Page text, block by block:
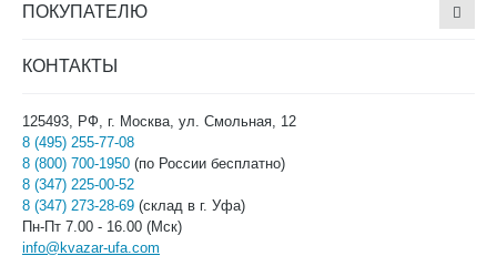
ПОКУПАТЕЛЮ
КОНТАКТЫ
125493, РФ, г. Москва, ул. Смольная, 12
8 (495) 255-77-08
8 (800) 700-1950 (по России бесплатно)
8 (347) 225-00-52
8 (347) 273-28-69 (склад в г. Уфа)
Пн-Пт 7.00 - 16.00 (Мск)
info@kvazar-ufa.com